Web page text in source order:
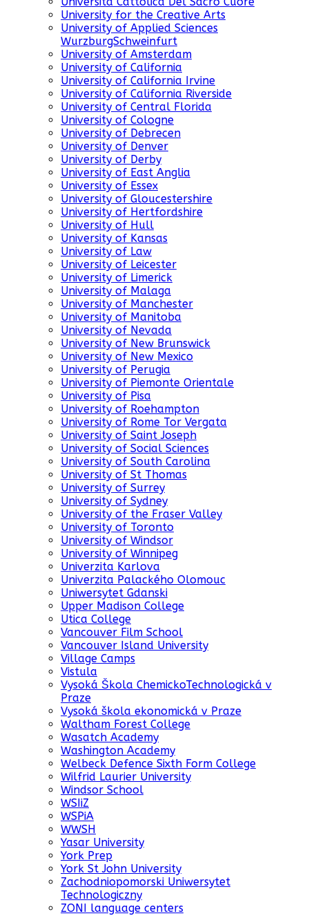
University for the Creative Arts
University of Applied Sciences
WurzburgSchweinfurt
University of Amsterdam
University of California
University of California Irvine
University of California Riverside
University of Central Florida
University of Cologne
University of Debrecen
University of Denver
University of Derby
University of East Anglia
University of Essex
University of Gloucestershire
University of Hertfordshire
University of Hull
University of Kansas
University of Law
University of Leicester
University of Limerick
University of Malaga
University of Manchester
University of Manitoba
University of Nevada
University of New Brunswick
University of New Mexico
University of Perugia
University of Piemonte Orientale
University of Pisa
University of Roehampton
University of Rome Tor Vergata
University of Saint Joseph
University of Social Sciences
University of South Carolina
University of St Thomas
University of Surrey
University of Sydney
University of the Fraser Valley
University of Toronto
University of Windsor
University of Winnipeg
Univerzita Karlova
Univerzita Palackého Olomouc
Uniwersytet Gdanski
Upper Madison College
Utica College
Vancouver Film School
Vancouver Island University
Village Camps
Vistula
Vysoká Škola ChemickoTechnologická v
Praze
Vysoká škola ekonomická v Praze
Waltham Forest College
Wasatch Academy
Washington Academy
Welbeck Defence Sixth Form College
Wilfrid Laurier University
Windsor School
WSIiZ
WSPiA
WWSH
Yasar University
York Prep
York St John University
Zachodniopomorski Uniwersytet
Technologiczny
ZONI language centers